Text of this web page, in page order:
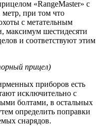
«RangeMaster» с
метр, при том что
с метательным
максимум шестидесяти
и соответствуют этим
прицел)
приборов есть
исключительно с
болтами, в остальных
определить поправки
снарядов.